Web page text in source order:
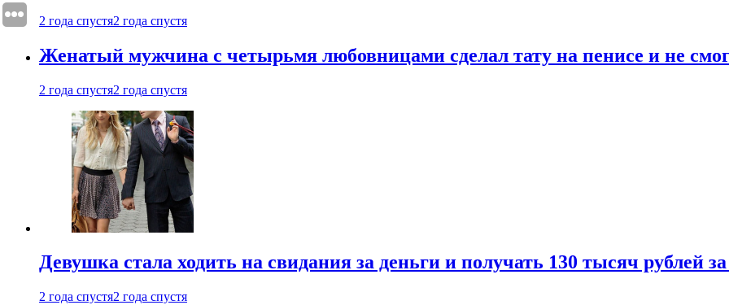
2 года спустя2 года спустя
Женатый мужчина с четырьмя любовницами сделал тату на пенисе и не
2 года спустя2 года спустя
Девушка стала ходить на свидания за деньги и получать 130 тысяч рублей
2 года спустя2 года спустя